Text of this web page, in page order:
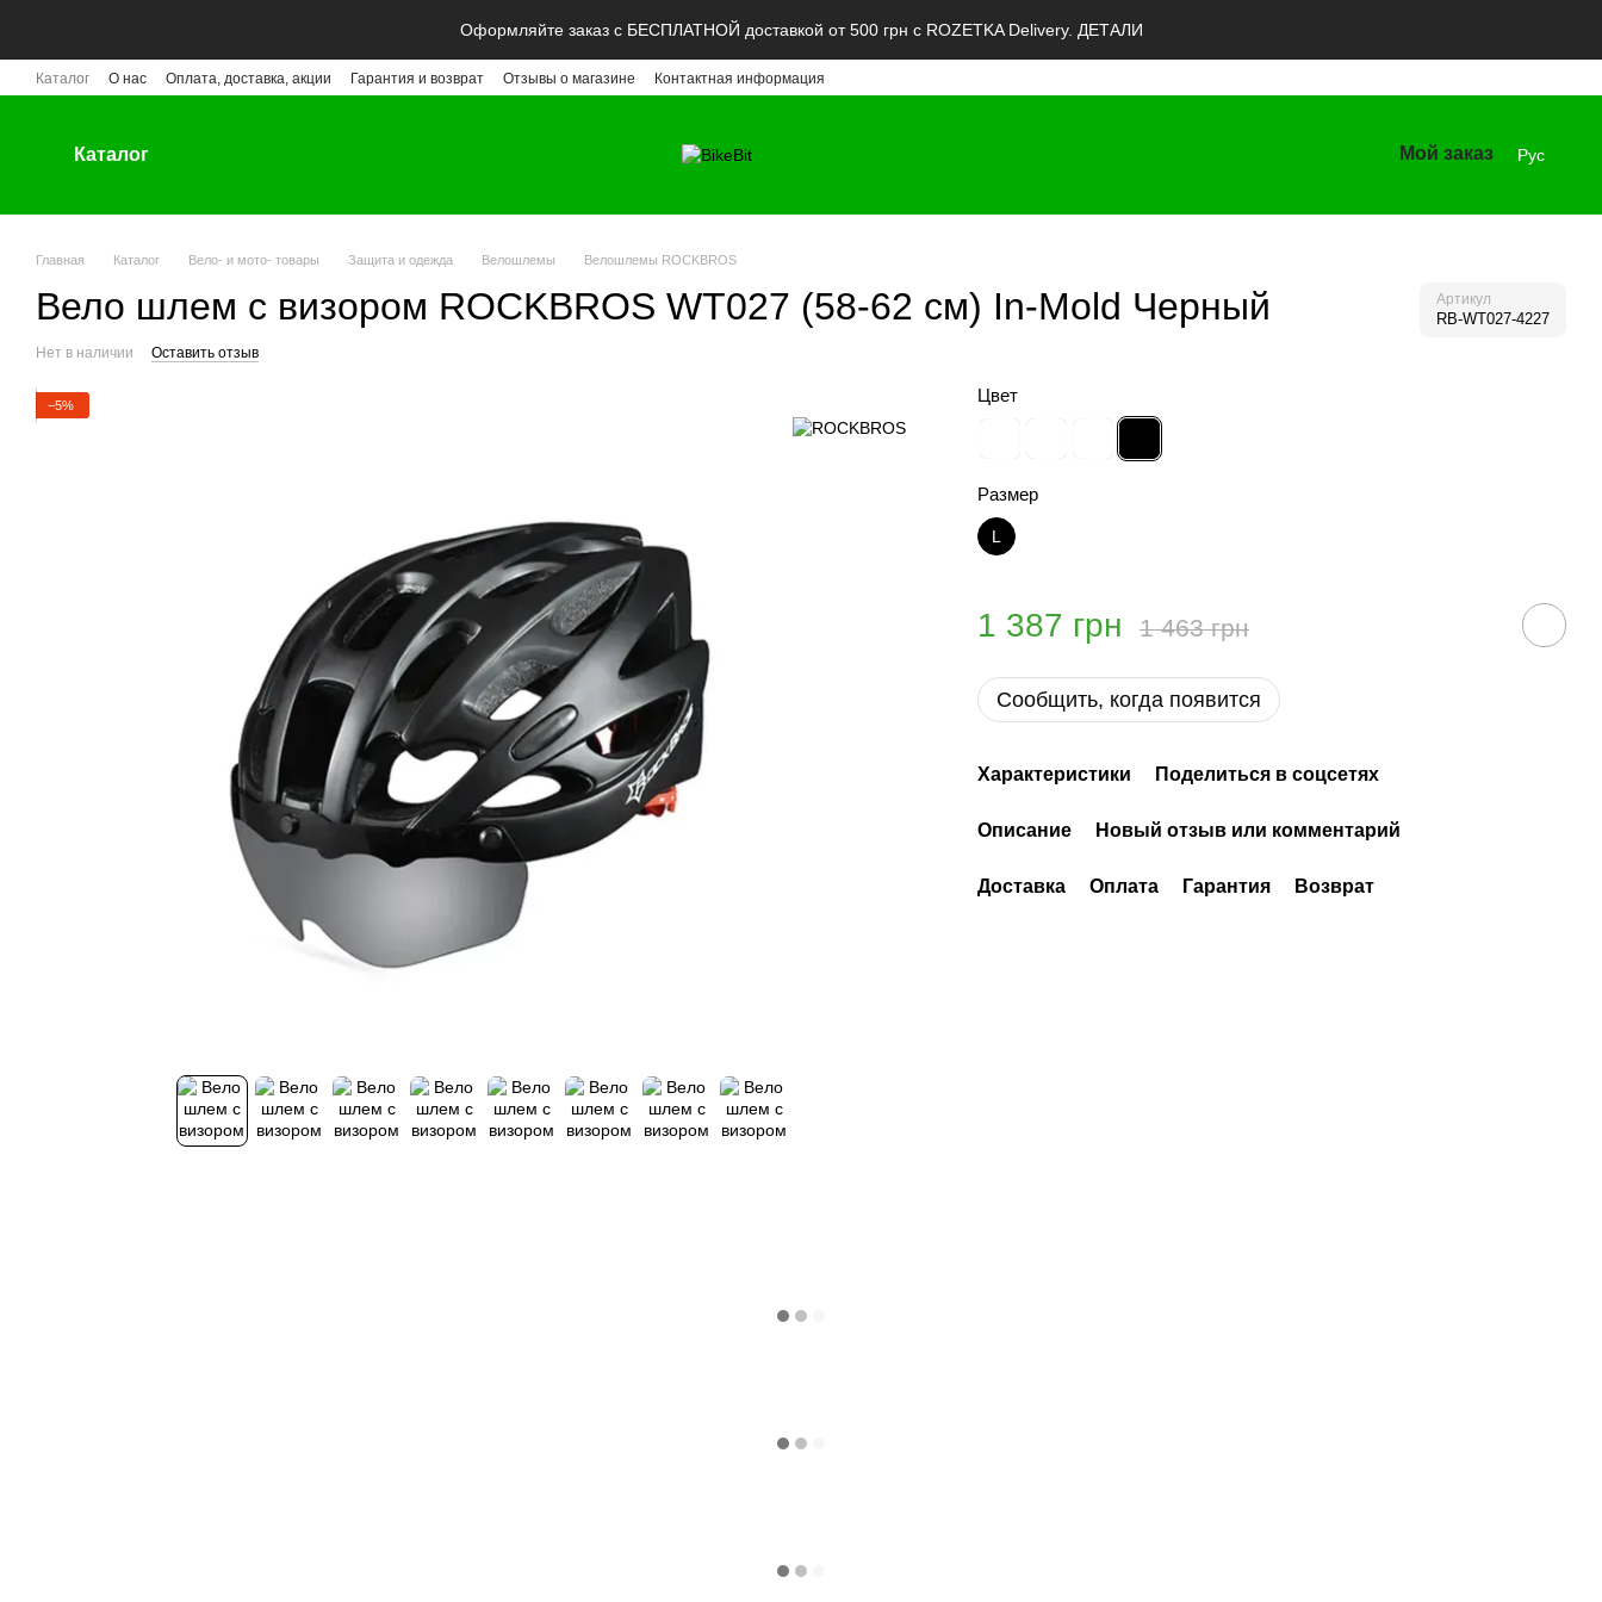
Оформляйте заказ с БЕСПЛАТНОЙ доставкой от 500 грн с ROZETKA Delivery. ДЕТАЛИ
Каталог О нас Оплата, доставка, акции Гарантия и возврат Отзывы о магазине Контактная информация
Каталог Мой заказ Рус
Главная Каталог Вело- и мото- товары Защита и одежда Велошлемы Велошлемы ROCKBROS
Вело шлем с визором ROCKBROS WT027 (58-62 см) In-Mold Черный Артикул
RB-WT027-4227
Нет в наличии Оставить отзыв
−5% Цвет
Размер
L
1 387 грн 1 463 грн
Сообщить, когда появится
Характеристики Поделиться в соцсетях
Описание Новый отзыв или комментарий
Доставка Оплата Гарантия Возврат